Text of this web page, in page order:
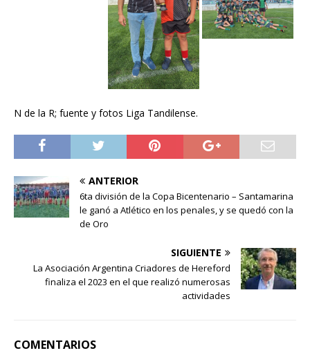
N de la R; fuente y fotos Liga Tandilense.
ANTERIOR
6ta división de la Copa Bicentenario – Santamarina
le ganó a Atlético en los penales, y se quedó con la
de Oro
SIGUIENTE
La Asociación Argentina Criadores de Hereford
finaliza el 2023 en el que realizó numerosas
actividades
COMENTARIOS